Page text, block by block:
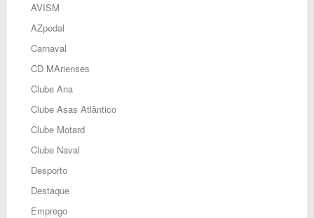
AVISM
AZpedal
Carnaval
CD MArienses
Clube Ana
Clube Asas Atlântico
Clube Motard
Clube Naval
Desporto
Destaque
Emprego